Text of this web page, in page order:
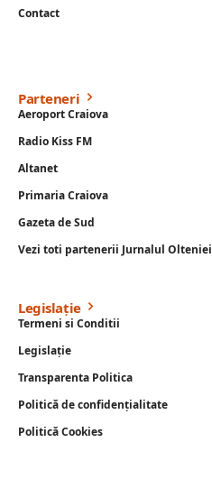
Contact
Parteneri
Aeroport Craiova
Radio Kiss FM
Altanet
Primaria Craiova
Gazeta de Sud
Vezi toti partenerii Jurnalul Olteniei
Legislație
Termeni si Conditii
Legislație
Transparenta Politica
Politică de confidențialitate
Politică Cookies